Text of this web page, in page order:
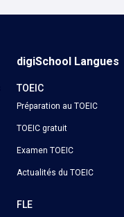
digiSchool Langues
TOEIC
Préparation au TOEIC
TOEIC gratuit
Examen TOEIC
Actualités du TOEIC
FLE